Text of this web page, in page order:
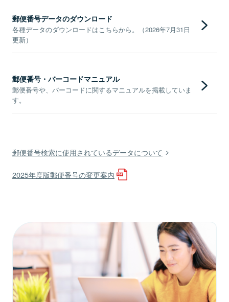
郵便番号データのダウンロード
各種データのダウンロードはこちらから。（2026年7月31日
更新）
郵便番号・バーコードマニュアル
郵便番号や、バーコードに関するマニュアルを掲載していま
す。
郵便番号検索に使用されているデータについて
2025年度版郵便番号の変更案内